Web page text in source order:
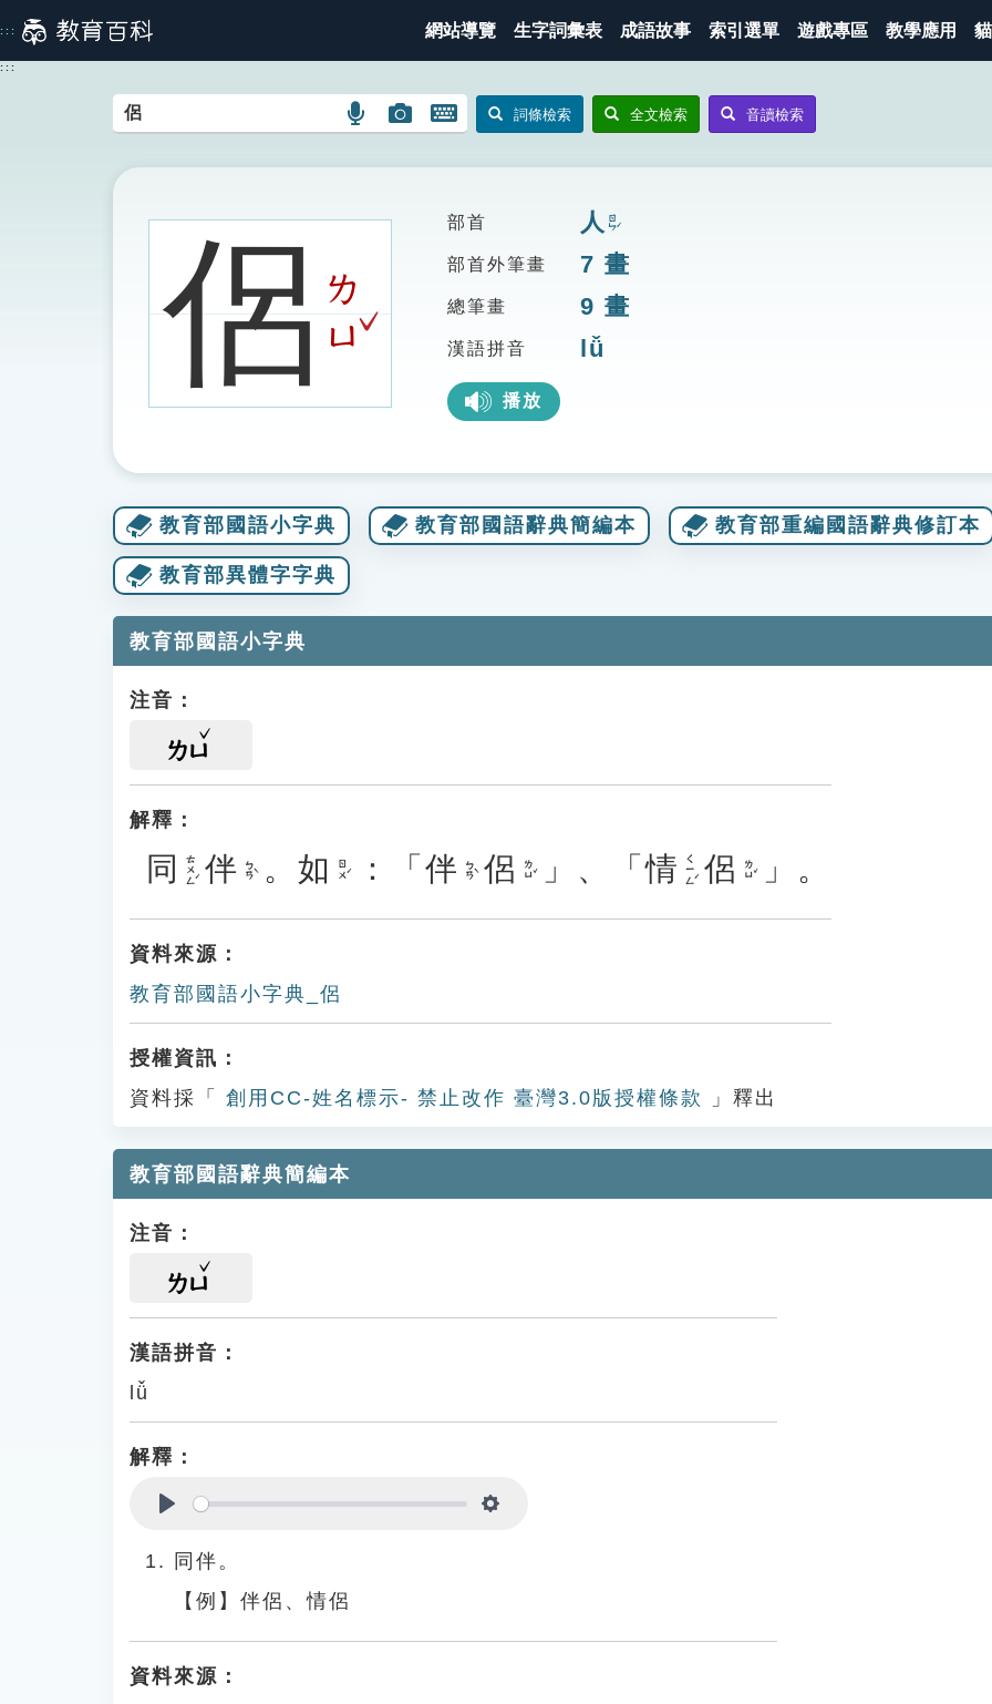
到
主
::: 網站導覽 生字詞彙表 成語故事 索引選單 遊戲專區 教學應用
:::
語
搜
圖
圖
搜
開
鍵
圖
詞條檢索 全文檢索 音讀檢索
侶ㄌ
ㄩ
ˇ
部首 人 ㄖㄣˊ
部首外筆畫 7 畫
總筆畫 9 畫
漢語拼音 lǚ
播放
教育部國語小字典 教育部國語辭典簡編本 教育部重編國語辭典修訂本
教育部異體字字典
教育部國語小字典
注音：
ㄌㄩ
解釋：
同 ㄊㄨㄥˊ 伴 ㄅㄢˋ 。 如 ㄖㄨˊ ：「 伴 ㄅㄢˋ 侶 ㄌㄩˇ 」、「情 ㄑㄧㄥˊ 侶 ㄌㄩˇ 」。
資料來源：
教育部國語小字典_侶
授權資訊：
資料採「
創用CC-姓名標示- 禁止改作 臺灣3.0版授權條款 」釋出
教育部國語辭典簡編本
注音：
ㄌㄩ
漢語拼音：
lǚ
解釋：
同伴。
【例】伴侶、情侶
資料來源：